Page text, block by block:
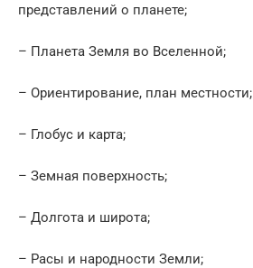
представлений о планете;
– Планета Земля во Вселенной;
– Ориентирование, план местности;
– Глобус и карта;
– Земная поверхность;
– Долгота и широта;
– Расы и народности Земли;